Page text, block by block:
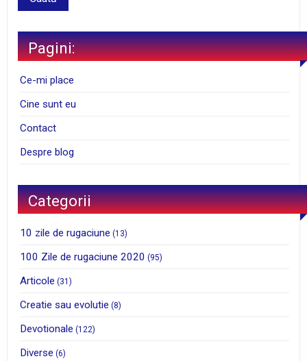
Pagini:
Ce-mi place
Cine sunt eu
Contact
Despre blog
Categorii
10 zile de rugaciune (13)
100 Zile de rugaciune 2020 (95)
Articole (31)
Creatie sau evolutie (8)
Devotionale (122)
Diverse (6)